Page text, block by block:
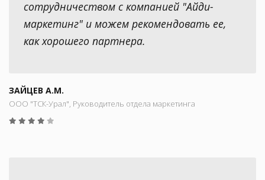
сотрудничеством с компанией "Айди-
маркетинг" и можем рекомендовать ее,
как хорошего партнера.
ЗАЙЦЕВ А.М.
ООО "ТСК-Урал", Руководитель отдела маркетинга